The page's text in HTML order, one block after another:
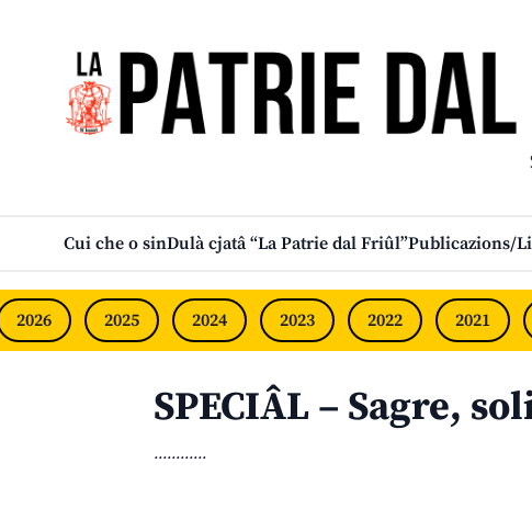
Cui che o sinDulà cjatâ “La Patrie dal Friûl”Publicazions/
2026 2025 2024 2023 2022 2021
SPECIÂL – Sagre,
............